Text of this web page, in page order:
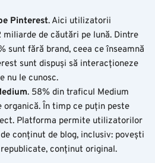
Pinterest. Aici utilizatorii
de căutări pe lună. Dintre
sunt fără brand, ceea ce înseamnă
sunt dispuși să interacționeze
nu le cunosc.
. 58% din traficul Medium
organică. În timp ce puțin peste
Platforma permite utilizatorilor
conținut de blog, inclusiv: povești
conținut original.